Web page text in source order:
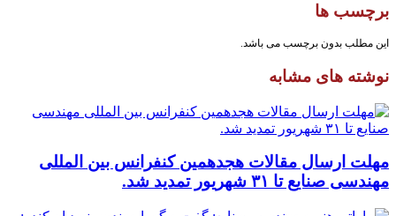
برچسب ها
این مطلب بدون برچسب می باشد.
نوشته های مشابه
مهلت ارسال مقالات هجدهمین کنفرانس بین المللی
مهندسی صنایع تا ۳۱ شهریور تمدید شد.